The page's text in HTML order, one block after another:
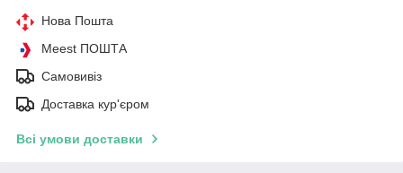
Нова Пошта
Meest ПОШТА
Самовивіз
Доставка кур'єром
Всі умови доставки